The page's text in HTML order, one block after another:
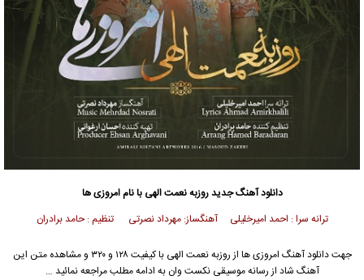
دانلود آهنگ جدیدروزبه نعمت الهی با نام امروزی ها
ترانه سرا : احمد امیرخلیلیآهنگساز: مهرداد نصرتی تنظیم : حامد برادران
جهت دانلود آهنگ امروزی ها از روزبه نعمت الهی
با کیفیت ۱۲۸ و ۳۲۰ و مشاهده متن این
آهنگ شاد از رسانه موسیقی نکست وان به ادامه مطلب مراجعه نمائید …